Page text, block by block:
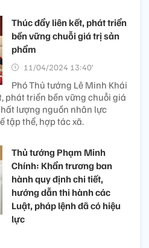
Thúc đẩy liên kết, phát triển
bền vững chuỗi giá trị sản
phẩm
11/04/2024 13:40’
Phó Thủ tướng Lê Minh Khái
phát triển bền vững chuỗi giá
lượng nguồn nhân lực
tập thể, hợp tác xã.
Thủ tướng Phạm Minh
Chính: Khẩn trương ban
hành quy định chi tiết,
hướng dẫn thi hành các
Luật, pháp lệnh đã có hiệu
lực